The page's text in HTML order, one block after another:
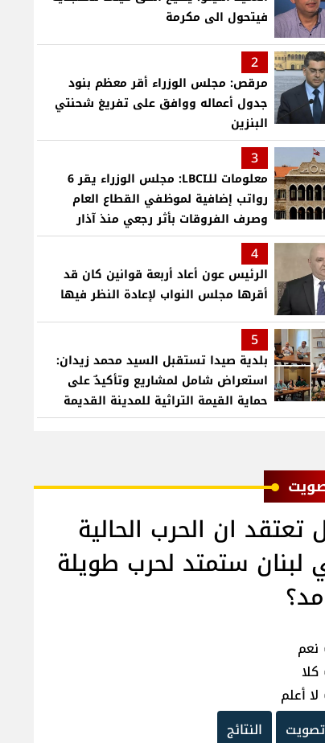
فيتحول الى مكرمة
2
مرقص: مجلس الوزراء أقر معظم بنود
جدول أعماله ووافق على تفريغ شحنتي
البنزين
3
معلومات للـLBCI: مجلس الوزراء يقر 6
رواتب إضافية لموظفي القطاع العام
وصرف الفروقات بأثر رجعي منذ آذار
4
الرئيس عون أعاد أربعة قوانين كان قد
أقرها مجلس النواب لإعادة النظر فيها
5
بلدية صيدا تستقبل السيد محمد زيدان:
استعراض شامل لمشاريع وتأكيدٌ على
حماية القيمة التراثية للمدينة القديمة
تعتقد ان الحرب الحالية
لبنان ستمتد لحرب طويلة
نعم
كلا
لا أعلم
تصويت
النتائج